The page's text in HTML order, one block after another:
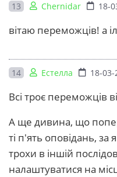
13 Chernidar 18-
вітаю переможців! а
14 Естелла 18-
Всі троє переможців
А ще дивина, що
ті п'ять оповідань, за
трохи в іншій
налаштуватися на